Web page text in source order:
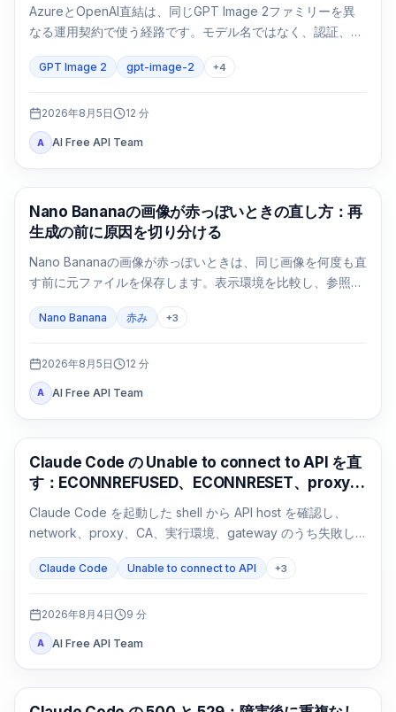
AzureとOpenAI直結は、同じGPT Image 2ファミリーを異
なる運用契約で使う経路です。モデル名ではなく、認証、リ
ージョン、請求、クォータ、形式、サポートで選びます。
GPT Image 2 gpt-image-2 +4
2026年8月5日 12 分
A AI Free API Team
AI画像生成
Nano Bananaの画像が赤っぽいときの直し方：再
生成の前に原因を切り分ける
Nano Bananaの画像が赤っぽいときは、同じ画像を何度も直
す前に元ファイルを保存します。表示環境を比較し、参照画
Nano Banana 赤み +3
2026年8月5日 12 分
A AI Free API Team
Claude Code
Claude Code の Unable to connect to API を直
す：ECONNREFUSED、ECONNRESET、proxy
Claude Code を起動した shell から API host を確認し、
network、proxy、CA、実行環境、gateway のうち失敗し
Claude Code Unable to connect to API +3
2026年8月4日 9 分
A AI Free API Team
Claude Code